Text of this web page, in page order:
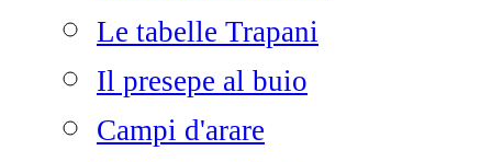
Le tabelle Trapani
Il presepe al buio
Campi d'arare